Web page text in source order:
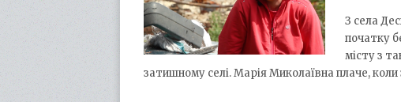
З села
початку
місту з
затишному селі. Марія Миколаївна плаче,